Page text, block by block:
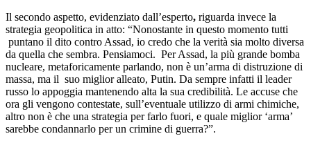
Il secondo aspetto, evidenziato dall’esperto, riguarda invece la
strategia geopolitica in atto: “Nonostante in questo momento tutti
puntano il dito contro Assad, io credo che la verità sia molto diversa
da quella che sembra. Pensiamoci. Per Assad, la più grande bomba
nucleare, metaforicamente parlando, non è un’arma di distruzione di
massa, ma il suo miglior alleato, Putin. Da sempre infatti il leader
russo lo appoggia mantenendo alta la sua credibilità. Le accuse che
ora gli vengono contestate, sull’eventuale utilizzo di armi chimiche,
altro non è che una strategia per farlo fuori, e quale miglior ‘arma’
sarebbe condannarlo per un crimine di guerra?”.